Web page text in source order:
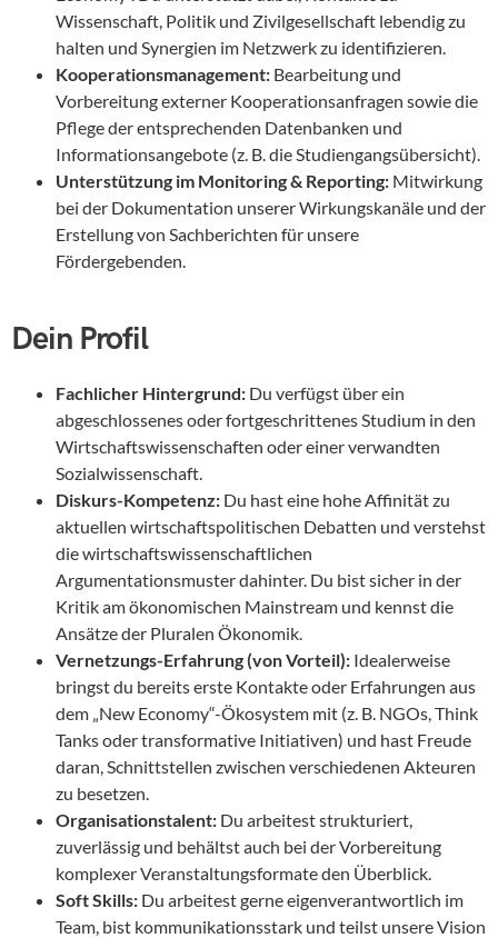
Wissenschaft, Politik und Zivilgesellschaft lebendig zu
halten und Synergien im Netzwerk zu identifizieren.
Kooperationsmanagement: Bearbeitung und
Vorbereitung externer Kooperationsanfragen sowie die
Pflege der entsprechenden Datenbanken und
Informationsangebote (z. B. die Studiengangsübersicht).
Unterstützung im Monitoring & Reporting: Mitwirkung
bei der Dokumentation unserer Wirkungskanäle und der
Erstellung von Sachberichten für unsere
Fördergebenden.
Dein Profil
Fachlicher Hintergrund: Du verfügst über ein
abgeschlossenes oder fortgeschrittenes Studium in den
Wirtschaftswissenschaften oder einer verwandten
Sozialwissenschaft.
Diskurs-Kompetenz: Du hast eine hohe Affinität zu
aktuellen wirtschaftspolitischen Debatten und verstehst
die wirtschaftswissenschaftlichen
Argumentationsmuster dahinter. Du bist sicher in der
Kritik am ökonomischen Mainstream und kennst die
Ansätze der Pluralen Ökonomik.
Vernetzungs-Erfahrung (von Vorteil): Idealerweise
bringst du bereits erste Kontakte oder Erfahrungen aus
dem „New Economy“-Ökosystem mit (z. B. NGOs, Think
Tanks oder transformative Initiativen) und hast Freude
daran, Schnittstellen zwischen verschiedenen Akteuren
zu besetzen.
Organisationstalent: Du arbeitest strukturiert,
zuverlässig und behältst auch bei der Vorbereitung
komplexer Veranstaltungsformate den Überblick.
Soft Skills: Du arbeitest gerne eigenverantwortlich im
Team, bist kommunikationsstark und teilst unsere Vision